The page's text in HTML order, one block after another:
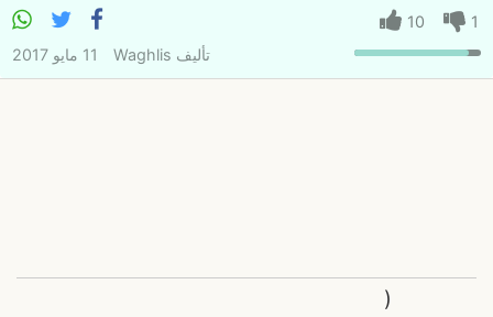
1
10
تأليف Waghlis 11 مايو 2017
(